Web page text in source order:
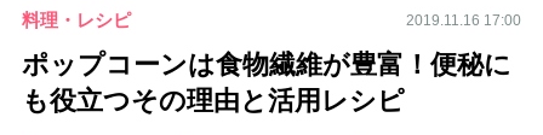
料理・レシピ 2019.11.16 17:00
ポップコーンは食物繊維が豊富！便秘に
も役立つその理由と活用レシピ